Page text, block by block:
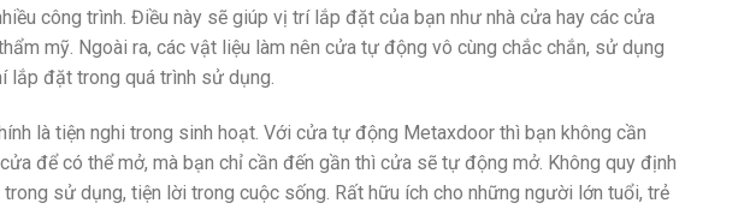
công trình. Điều này sẽ giúp vị trí lắp đặt của bạn như nhà cửa hay các cửa
mỹ. Ngoài ra, các vật liệu làm nên cửa tự động vô cùng chắc chắn, sử dụng
lắp đặt trong quá trình sử dụng.
là tiện nghi trong sinh hoạt. Với cửa tự động Metaxdoor thì bạn không cần
để có thể mở, mà bạn chỉ cần đến gần thì cửa sẽ tự động mở. Không quy định
sử dụng, tiện lời trong cuộc sống. Rất hữu ích cho những người lớn tuổi, trẻ